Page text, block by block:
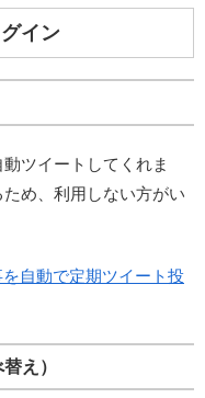
イン
ツイートしてくれま
め、利用しない方がい
を自動で定期ツイート投
え）